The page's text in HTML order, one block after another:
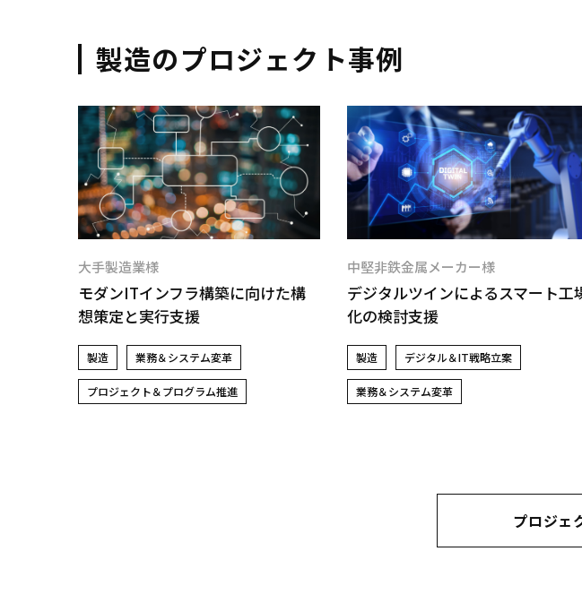
製造のプロジェクト事例
大手製造業様
モダンITインフラ構築に向けた構
想策定と実行支援
製造 業務＆システム変革
プロジェクト＆プログラム推進
中堅非鉄金属メーカー様
デジタルツインによるスマート工
化の検討支援
製造 デジタル＆IT戦略立案
業務＆システム変革
プロジェ